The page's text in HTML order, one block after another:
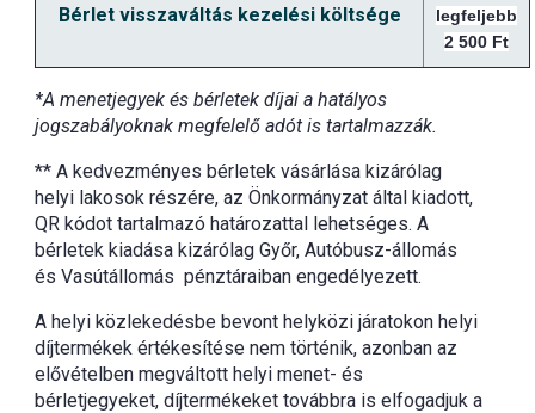
Bérlet visszaváltás kezelési költsége
legfeljebb
2 500 Ft
*A menetjegyek és bérletek díjai a hatályos
jogszabályoknak megfelelő adót is tartalmazzák.
** A kedvezményes bérletek vásárlása kizárólag
helyi lakosok részére, az Önkormányzat által kiadott,
QR kódot tartalmazó határozattal lehetséges. A
bérletek kiadása kizárólag Győr, Autóbusz-állomás
és Vasútállomás pénztáraiban engedélyezett.
A helyi közlekedésbe bevont helyközi járatokon helyi
díjtermékek értékesítése nem történik, azonban az
elővételben megváltott helyi menet- és
bérletjegyeket, díjtermékeket továbbra is elfogadjuk a